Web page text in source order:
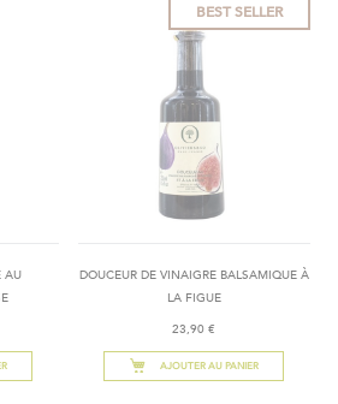
AU
BEST SELLER
DOUCEUR DE VINAIGRE BALSAMIQUE À
LA FIGUE
23,90 €
AJOUTER AU PANIER